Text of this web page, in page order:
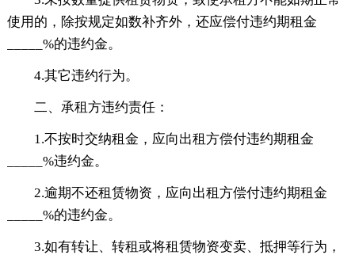
使用的，除按规定如数补齐外，还应偿付违约期租金
_____%的违约金。
4.其它违约行为。
二、承租方违约责任：
1.不按时交纳租金，应向出租方偿付违约期租金
_____%违约金。
2.逾期不还租赁物资，应向出租方偿付违约期租金
_____%的违约金。
3.如有转让、转租或将租赁物资变卖、抵押等行为，